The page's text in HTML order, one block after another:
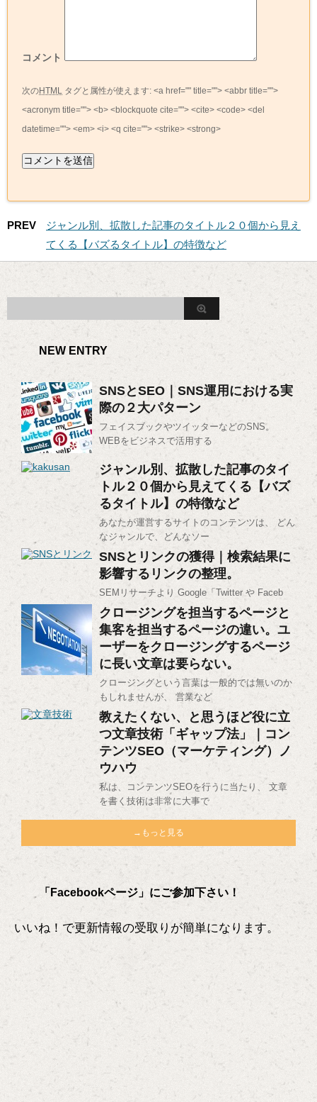
コメント
次のHTML タグと属性が使えます: <a href="" title=""> <abbr title="">
<acronym title=""> <b> <blockquote cite=""> <cite> <code> <del
datetime=""> <em> <i> <q cite=""> <strike> <strong>
PREV
ジャンル別、拡散した記事のタイトル２０個から見え
てくる【バズるタイトル】の特徴など
NEW ENTRY
SNSとSEO｜SNS運用における実
際の２大パターン
フェイスブックやツイッターなどのSNS。
WEBをビジネスで活用する
ジャンル別、拡散した記事のタイ
トル２０個から見えてくる【バズ
るタイトル】の特徴など
あなたが運営するサイトのコンテンツは、 どん
なジャンルで、どんなソー
SNSとリンクの獲得｜検索結果に
影響するリンクの整理。
SEMリサーチより Google「Twitter や Faceb
クロージングを担当するページと
集客を担当するページの違い。ユ
ーザーをクロージングするページ
に長い文章は要らない。
クロージングという言葉は一般的では無いのか
もしれませんが、 営業など
教えたくない、と思うほど役に立
つ文章技術「ギャップ法」｜コン
テンツSEO（マーケティング）ノ
ウハウ
私は、コンテンツSEOを行うに当たり、 文章
を書く技術は非常に大事で
→もっと見る
「Facebookページ」にご参加下さい！
いいね！で更新情報の受取りが簡単になります。